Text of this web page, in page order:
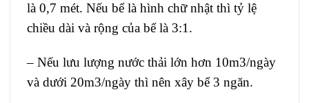
là 0,7 mét. Nếu bể là hình chữ nhật thì tỷ lệ
chiều dài và rộng của bể là 3:1.
– Nếu lưu lượng nước thải lớn hơn 10m3/ngày
và dưới 20m3/ngày thì nên xây bể 3 ngăn.